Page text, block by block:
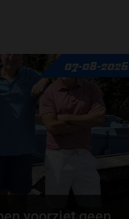
07-08-2026